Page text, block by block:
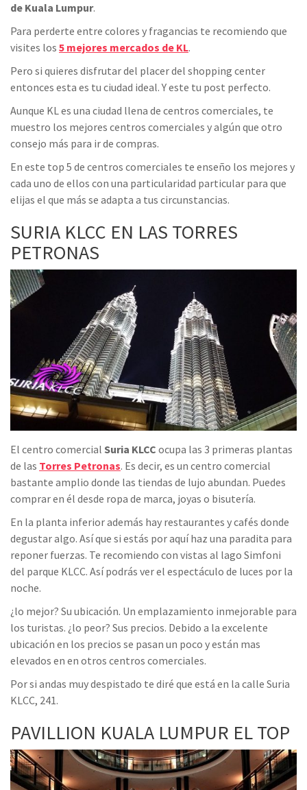
de Kuala Lumpur.
Para perderte entre colores y fragancias te recomiendo que
visites los 5 mejores mercados de KL.
Pero si quieres disfrutar del placer del shopping center
entonces esta es tu ciudad ideal. Y este tu post perfecto.
Aunque KL es una ciudad llena de centros comerciales, te
muestro los mejores centros comerciales y algún que otro
consejo más para ir de compras.
En este top 5 de centros comerciales te enseño los mejores y
cada uno de ellos con una particularidad particular para que
elijas el que más se adapta a tus circunstancias.
SURIA KLCC EN LAS TORRES
PETRONAS
El centro comercial Suria KLCC ocupa las 3 primeras plantas
de las Torres Petronas. Es decir, es un centro comercial
bastante amplio donde las tiendas de lujo abundan. Puedes
comprar en él desde ropa de marca, joyas o bisutería.
En la planta inferior además hay restaurantes y cafés donde
degustar algo. Así que si estás por aquí haz una paradita para
reponer fuerzas. Te recomiendo con vistas al lago Simfoni
del parque KLCC. Así podrás ver el espectáculo de luces por la
noche.
¿lo mejor? Su ubicación. Un emplazamiento inmejorable para
los turistas. ¿lo peor? Sus precios. Debido a la excelente
ubicación en los precios se pasan un poco y están mas
elevados en en otros centros comerciales.
Por si andas muy despistado te diré que está en la calle Suria
KLCC, 241.
PAVILLION KUALA LUMPUR EL TOP